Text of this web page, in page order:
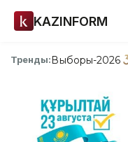
KAZINFORM
Тренды:Выборы-2026